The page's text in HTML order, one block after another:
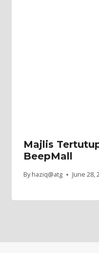
Majlis
BeepMall
By haziq@atg June 28,